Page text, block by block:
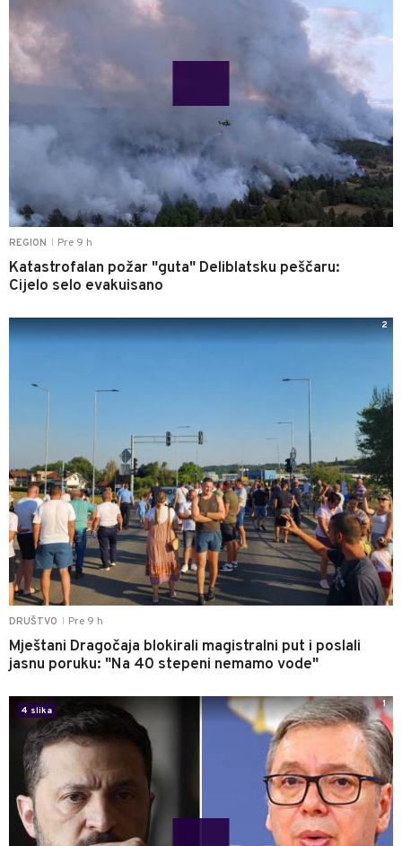
REGION Pre 9 h
Katastrofalan požar "guta" Deliblatsku peščaru:
Cijelo selo evakuisano
DRUŠTVO Pre 9 h
Mještani Dragočaja blokirali magistralni put i poslali
jasnu poruku: "Na 40 stepeni nemamo vode"
2
4 slika
1